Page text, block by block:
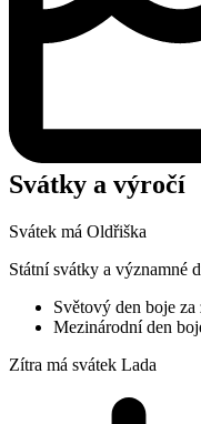
Svátky a výročí
Svátek má Oldřiška
Státní svátky a významné
Světový den boje
Mezinárodní den
Zítra má svátek Lada